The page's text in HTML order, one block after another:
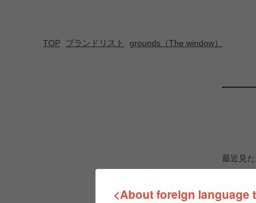
TOP ブランドリスト grounds（The window）
最近見
<About foreign language